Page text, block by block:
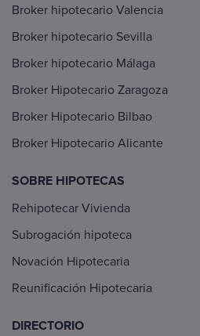
Broker hipotecario Valencia
Broker hipotecario Sevilla
Broker hipotecario Málaga
Broker Hipotecario Zaragoza
Broker Hipotecario Bilbao
Broker Hipotecario Alicante
SOBRE HIPOTECAS
Rehipotecar Vivienda
Subrogación hipoteca
Novación Hipotecaria
Reunificación Hipotecaria
DIRECTORIO